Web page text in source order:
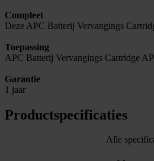
Compleet
Deze APC Batterij Vervangings
Toepassing
APC Batterij Vervangings Cartridge
Garantie
1 jaar
Productspecificaties
Alle